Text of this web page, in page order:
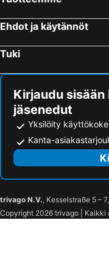
Kanazawa, Chubu und Hokuriku
Fukuoka, Kyushu
Ehdot ja käytännöt
Tuki
Kirjaudu
jäsenedut
Yksilöity
Kanta-
trivago N.V., Kesselstraße 5 –
Copyright 2026 trivago | Kaikki